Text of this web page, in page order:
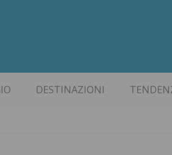
DESTINAZIONI